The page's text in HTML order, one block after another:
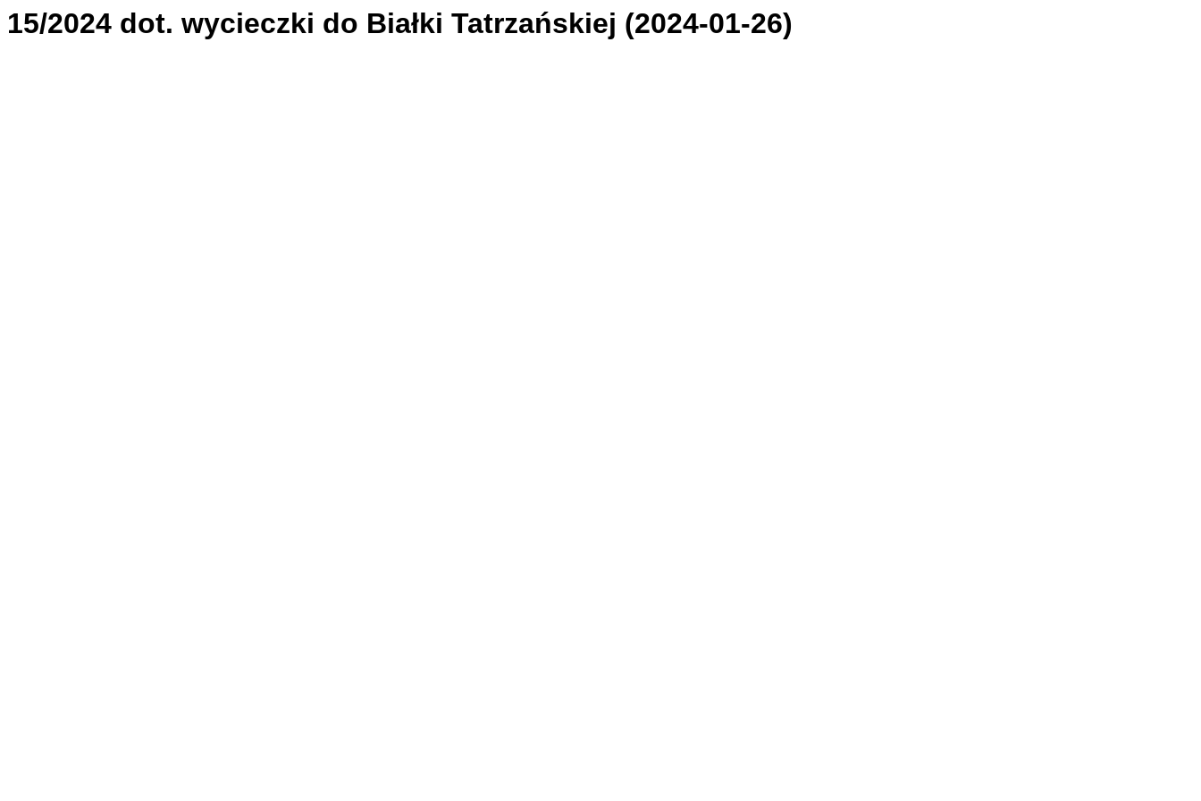
15/2024 dot. wycieczki do Białki Tatrzańskiej (2024-01-26)